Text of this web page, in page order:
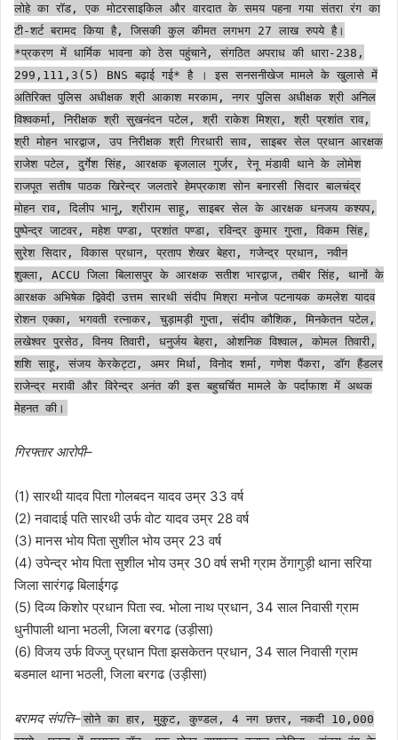
लोहे का रॉड, एक मोटरसाइकिल और वारदात के समय पहना गया संतरा रंग का
टी-शर्ट बरामद किया है, जिसकी कुल कीमत लगभग 27 लाख रुपये है।
*प्रकरण में धार्मिक भावना को ठेस पहुंचाने, संगठित अपराध की धारा-238,
299,111,3(5) BNS बढ़ाई गई* है । इस सनसनीखेज मामले के खुलासे में
अतिरिक्त पुलिस अधीक्षक श्री आकाश मरकाम, नगर पुलिस अधीक्षक श्री अनिल
विश्वकर्मा, निरीक्षक श्री सुखनंदन पटेल, श्री राकेश मिश्रा, श्री प्रशांत राव,
श्री मोहन भारद्वाज, उप निरीक्षक श्री गिरधारी साव, साइबर सेल प्रधान आरक्षक
राजेश पटेल, दुर्गेश सिंह, आरक्षक बृजलाल गुर्जर, रेनू मंडावी थाने के लोमेश
राजपूत सतीष पाठक खिरेन्द्र जलतारे हेमप्रकाश सोन बनारसी सिदार बालचंद्र
मोहन राव, दिलीप भानू, श्रीराम साहू, साइबर सेल के आरक्षक धनजय कश्यप,
पुष्पेन्द्र जाटवर, महेश पण्डा, प्रशांत पण्डा, रविन्द्र कुमार गुप्ता, विकम सिंह,
सुरेश सिदार, विकास प्रधान, प्रताप शेखर बेहरा, गजेन्द्र प्रधान, नवीन
शुक्ला, ACCU जिला बिलासपुर के आरक्षक सतीश भारद्वाज, तबीर सिंह, थानों के
आरक्षक अभिषेक द्विवेदी उत्तम सारथी संदीप मिश्रा मनोज पटनायक कमलेश यादव
रोशन एक्का, भगवती रत्नाकर, चुड़ामड़ी गुप्ता, संदीप कौशिक, मिनकेतन पटेल,
लखेश्वर पुरसेठ, विनय तिवारी, धनुर्जय बेहरा, ओशनिक विश्वाल, कोमल तिवारी,
शशि साहू, संजय केरकेट्टा, अमर मिर्धा, विनोद शर्मा, गणेश पैंकरा, डॉग हैंडलर
राजेन्द्र मरावी और विरेन्द्र अनंत की इस बहुचर्चित मामले के पर्दाफाश में अथक
मेहनत की।
गिरफ्तार आरोपी–
(1) सारथी यादव पिता गोलबदन यादव उम्र 33 वर्ष
(2) नवादाई पति सारथी उर्फ वोट यादव उम्र 28 वर्ष
(3) मानस भोय पिता सुशील भोय उम्र 23 वर्ष
(4) उपेन्द्र भोय पिता सुशील भोय उम्र 30 वर्ष सभी ग्राम ठेंगागुड़ी थाना सरिया
जिला सारंगढ़ बिलाईगढ़
(5) दिव्य किशोर प्रधान पिता स्व. भोला नाथ प्रधान, 34 साल निवासी ग्राम
धुनीपाली थाना भठली, जिला बरगढ (उड़ीसा)
(6) विजय उर्फ विज्जु प्रधान पिता झसकेतन प्रधान, 34 साल निवासी ग्राम
बडमाल थाना भठली, जिला बरगढ (उड़ीसा)
बरामद संपत्ति– सोने का हार, मुकुट, कुण्डल, 4 नग छत्तर, नकदी 10,000